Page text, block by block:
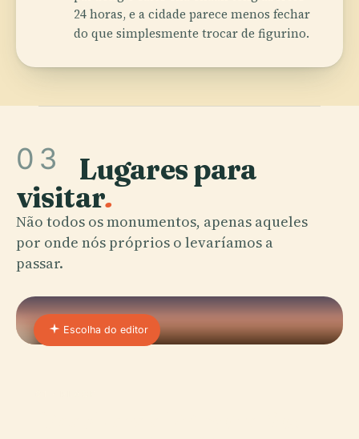
24 horas, e a cidade parece menos fechar
do que simplesmente trocar de figurino.
03 Lugares para
visitar.
Não todos os monumentos, apenas aqueles
por onde nós próprios o levaríamos a
passar.
Escolha do editor